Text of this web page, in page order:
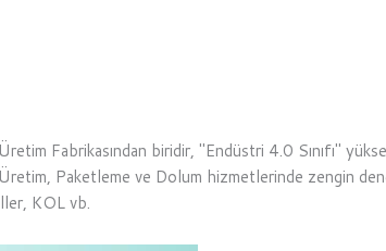
Fabrikasından biridir, "Endüstri 4.0 Sınıfı"
Paketleme ve Dolum hizmetlerinde zengin
KOL vb.